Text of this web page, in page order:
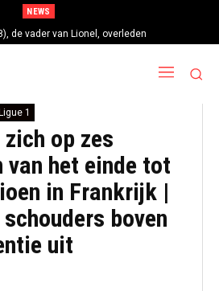
NEWS
de vader van Lionel, overleden
Ligue 1
zich op zes
van het einde tot
in Frankrijk |
boven
uit